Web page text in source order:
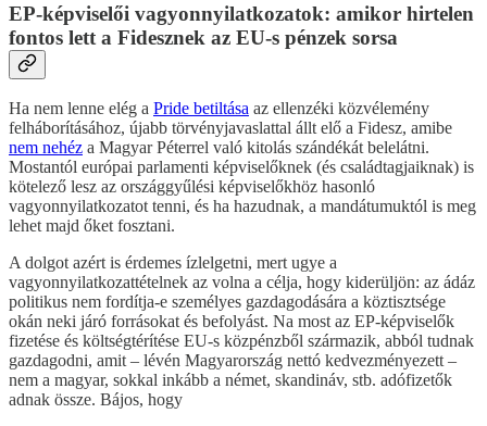
EP-képviselői vagyonnyilatkozatok: amikor hirtelen
fontos lett a Fidesznek az EU-s pénzek sorsa
Ha nem lenne elég a Pride betiltása az ellenzéki közvélemény
felháborításához, újabb törvényjavaslattal állt elő a Fidesz, amibe
nem nehéz a Magyar Péterrel való kitolás szándékát belelátni.
Mostantól európai parlamenti képviselőknek (és családtagjaiknak) is
kötelező lesz az országgyűlési képviselőkhöz hasonló
vagyonnyilatkozatot tenni, és ha hazudnak, a mandátumuktól is meg
lehet majd őket fosztani.
A dolgot azért is érdemes ízlelgetni, mert ugye a
vagyonnyilatkozattételnek az volna a célja, hogy kiderüljön: az ádáz
politikus nem fordítja-e személyes gazdagodására a köztisztsége
okán neki járó forrásokat és befolyást. Na most az EP-képviselők
fizetése és költségtérítése EU-s közpénzből származik, abból tudnak
gazdagodni, amit – lévén Magyarország nettó kedvezményezett –
nem a magyar, sokkal inkább a német, skandináv, stb. adófizetők
adnak össze. Bájos, hogy